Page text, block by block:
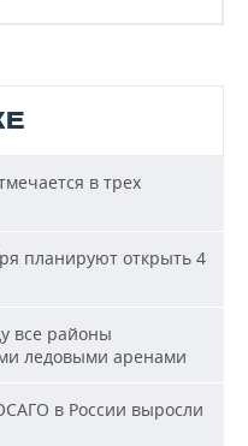
в трех
планируют открыть 4
все районы
ледовыми аренами
в России выросли